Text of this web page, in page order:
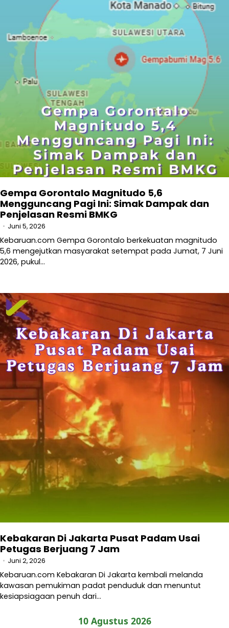
Gempa Gorontalo Magnitudo 5,6
Mengguncang Pagi Ini: Simak Dampak dan
Penjelasan Resmi BMKG
Juni 5, 2026
Kebaruan.com Gempa Gorontalo berkekuatan magnitudo
5,6 mengejutkan masyarakat setempat pada Jumat, 7 Juni
2026, pukul…
Kebakaran Di Jakarta Pusat Padam Usai
Petugas Berjuang 7 Jam
Juni 2, 2026
Kebaruan.com Kebakaran Di Jakarta kembali melanda
kawasan pemukiman padat penduduk dan menuntut
kesiapsiagaan penuh dari…
10 Agustus 2026